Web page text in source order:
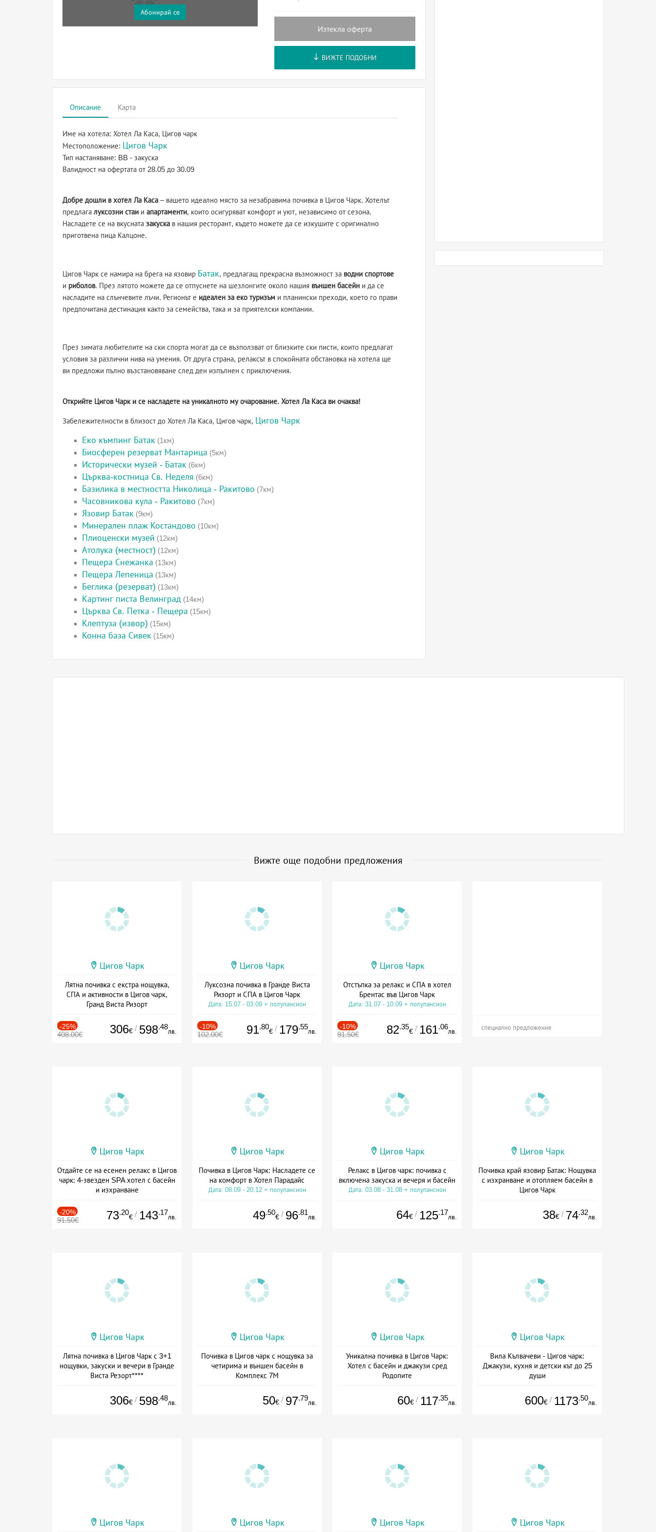
Абонирай се
Изтекла оферта
ВИЖТЕ ПОДОБНИ
Описание Карта
Име на хотела: Хотел Ла Каса, Цигов чарк
Местоположение: Цигов Чарк
Тип настаняване: BB - закуска
Валидност на офертата от 28.05 до 30.09
Добре дошли в хотел Ла Каса – вашето идеално място за незабравима почивка в Цигов Чарк. Хотелът
предлага луксозни стаи и апартаменти, които осигуряват комфорт и уют, независимо от сезона.
Насладете се на вкусната закуска в нашия ресторант, където можете да се изкушите с оригинално
приготвена пица Калцоне.
Цигов Чарк се намира на брега на язовир Батак, предлагащ прекрасна възможност за водни спортове
и риболов. През лятото можете да се отпуснете на шезлонгите около нашия външен басейн и да се
насладите на слънчевите лъчи. Регионът е идеален за еко туризъм и планински преходи, което го прави
предпочитана дестинация както за семейства, така и за приятелски компании.
През зимата любителите на ски спорта могат да се възползват от близките ски писти, които предлагат
условия за различни нива на умения. От друга страна, релаксът в спокойната обстановка на хотела ще
ви предложи пълно възстановяване след ден изпълнен с приключения.
Открийте Цигов Чарк и се насладете на уникалното му очарование. Хотел Ла Каса ви очаква!
Забележителности в близост до Хотел Ла Каса, Цигов чарк, Цигов Чарк
Еко къмпинг Батак (1км)
Биосферен резерват Мантарица (5км)
Исторически музей - Батак (6км)
Църква-костница Св. Неделя (6км)
Базилика в местността Николица - Ракитово (7км)
Часовникова кула - Ракитово (7км)
Язовир Батак (9км)
Минерален плаж Костандово (10км)
Плиоценски музей (12км)
Атолука (местност) (12км)
Пещера Снежанка (13км)
Пещера Лепеница (13км)
Беглика (резерват) (13км)
Картинг писта Велинград (14км)
Църква Св. Петка - Пещера (15км)
Клептуза (извор) (15км)
Конна база Сивек (15км)
Вижте още подобни предложения
Цигов Чарк
Лятна почивка с екстра нощувка,
СПА и активности в Цигов чарк,
Гранд Виста Ризорт
-25%
408.00€ 306€ / 598.48
лв.
Цигов Чарк
Луксозна почивка в Гранде Виста
Ризорт и СПА в Цигов Чарк
Дата: 15.07 - 03.09 + полупансион
-10%
102.00€ 91.80
€ / 179.55
лв.
Цигов Чарк
Отстъпка за релакс и СПА в хотел
Брентас във Цигов Чарк
Дата: 31.07 - 10.09 + полупансион
-10%
91.50€ 82.35
€ / 161.06
лв. специално предложение
Цигов Чарк
Отдайте се на есенен релакс в Цигов
чарк: 4-звезден SPA хотел с басейн
и изхранване
-20%
91.50€ 73.20
€ / 143.17
лв.
Цигов Чарк
Почивка в Цигов Чарк: Насладете се
на комфорт в Хотел Парадайс
Дата: 08.09 - 20.12 + полупансион
49.50
€ / 96.81
лв.
Цигов Чарк
Релакс в Цигов чарк: почивка с
включена закуска и вечеря и басейн
Дата: 03.08 - 31.08 + полупансион
64€ / 125.17
лв.
Цигов Чарк
Почивка край язовир Батак: Нощувка
с изхранване и отопляем басейн в
Цигов Чарк
38€ / 74.32
лв.
Цигов Чарк
Лятна почивка в Цигов Чарк с 3+1
нощувки, закуски и вечери в Гранде
Виста Резорт****
306€ / 598.48
лв.
Цигов Чарк
Почивка в Цигов чарк с нощувка за
четирима и външен басейн в
Комплекс 7М
50€ / 97.79
лв.
Цигов Чарк
Уникална почивка в Цигов Чарк:
Хотел с басейн и джакузи сред
Родопите
60€ / 117.35
лв.
Цигов Чарк
Вила Кълвачеви - Цигов чарк:
Джакузи, кухня и детски кът до 25
души
600€ / 1173.50
лв.
Цигов Чарк Цигов Чарк Цигов Чарк Цигов Чарк